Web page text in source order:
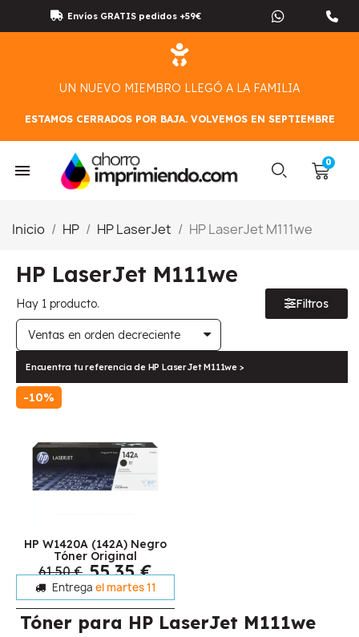
Envíos GRATIS pedidos +59€
UN NUEVO MIEMBRO LLEGÓ A LA FAMILIA
ESTAMOS CERRADOS POR BAJA. VOLVEMOS EN SEPTIEMBRE
Inicio HP HP LaserJet HP LaserJet M111we
HP LaserJet M111we
Hay 1 producto. Filtros
Encuentra tu referencia de HP LaserJet M111we >
-10%
HP W1420A (142A) Negro
Tóner Original
61,50 € 55,35 €
Entrega el martes 11
Tóner para HP LaserJet M111we